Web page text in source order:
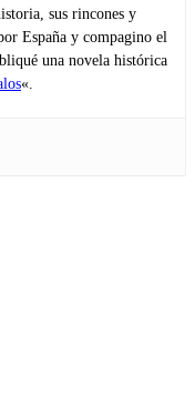
sus rincones y
España y compagino el
una novela histórica
«.